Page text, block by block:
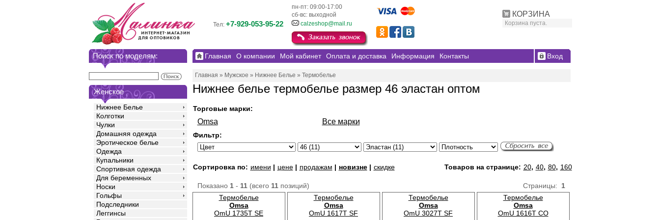
КОРЗИНА
Корзина пуста.
пн-пт: 09:00-17:00
сб-вс: выходной
Тел: +7-929-053-95-22 calzeshop@mail.ru
Поиск по моделям:
Женское
Нижнее Белье
Колготки
Чулки
Домашняя одежда
Эротическое белье
Одежда
Купальники
Спортивная одежда
Для беременных
Носки
Гольфы
Подследники
Леггинсы
Главная О компании Мой кабинет Оплата и доставка Информация Контакты Вход
Главная » Мужское » Нижнее Белье » Термобелье
Нижнее белье термобелье размер 46 эластан оптом
Торговые марки:
Omsa Все марки
Фильтр:
Сортировка по: имени | цене| продажам | новизне| скидке Товаров на странице: 20, 40, 80, 160
Страницы: 1
Показано 1- 11(всего 11позиций)
Термобелье
Omsa
OmU 1735T SE
Термобелье
Omsa
OmU 1617T SF
Термобелье
Omsa
OmU 3027T SF
Термобелье
Omsa
OmU 1616T CO